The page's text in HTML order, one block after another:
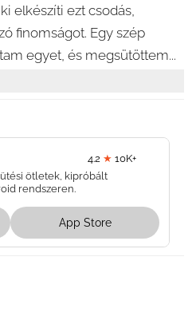
elkészíti ezt csodás,
finomságot. Egy szép
egyet, és megsütöttem...
4.2 ★ 10K+
ötletek, kipróbált
rendszeren.
App Store